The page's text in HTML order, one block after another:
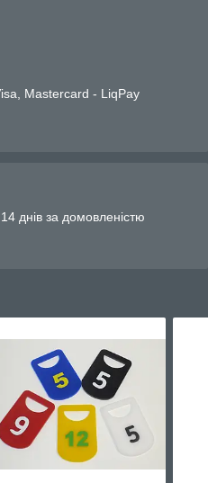
Mastercard - LiqPay
днів за домовленістю